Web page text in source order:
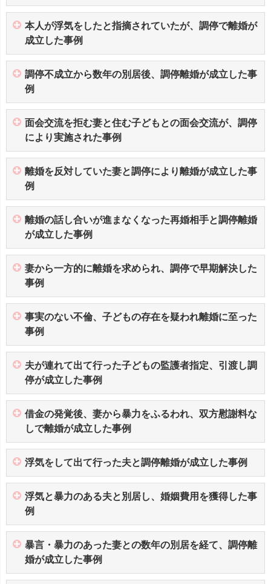
本人が浮気をしたと指摘されていたが、調停で離婚が
成立した事例
調停不成立から数年の別居後、調停離婚が成立した事
例
面会交流を拒む妻と住む子どもとの面会交流が、調停
により実施された事例
離婚を反対していた妻と調停により離婚が成立した事
例
離婚の話し合いが進まなくなった再婚相手と調停離婚
が成立した事例
妻から一方的に離婚を求められ、調停で早期解決した
事例
事実のない不倫、子どもの存在を疑われ離婚に至った
事例
夫が連れて出て行った子どもの監護者指定、引渡し調
停が成立した事例
借金の発覚後、妻から暴力をふるわれ、双方慰謝料な
しで離婚が成立した事例
浮気をして出て行った夫と調停離婚が成立した事例
浮気と暴力のある夫と別居し、婚姻費用を獲得した事
例
暴言・暴力のあった妻との数年の別居を経て、調停離
婚が成立した事例